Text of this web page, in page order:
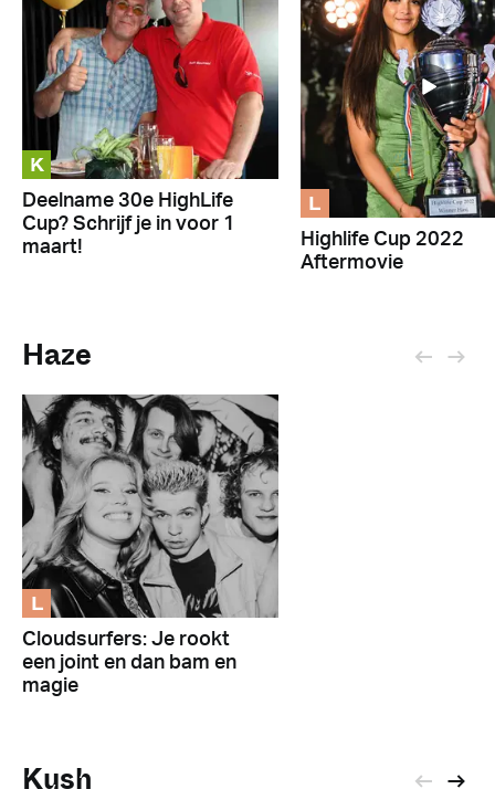
K
Deelname 30e HighLife
Cup? Schrijf je in voor 1
maart!
L
Highlife Cup 2022
Aftermovie
Haze
L
Cloudsurfers: Je rookt
een joint en dan bam en
magie
Kush